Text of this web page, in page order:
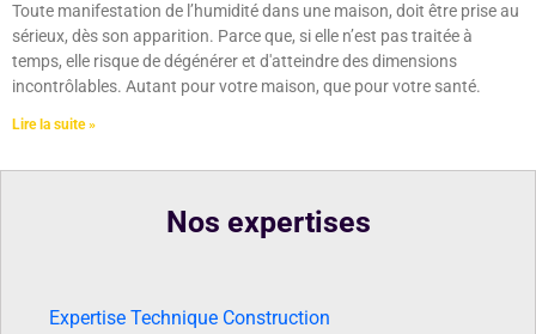
Toute manifestation de l’humidité dans une maison, doit être prise au
sérieux, dès son apparition. Parce que, si elle n’est pas traitée à
temps, elle risque de dégénérer et d'atteindre des dimensions
incontrôlables. Autant pour votre maison, que pour votre santé.
Lire la suite »
Nos expertises
Expertise Technique Construction